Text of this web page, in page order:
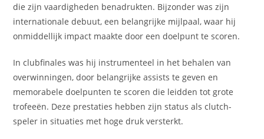
die zijn vaardigheden benadrukten. Bijzonder was zijn
internationale debuut, een belangrijke mijlpaal, waar hij
onmiddellijk impact maakte door een doelpunt te scoren.
In clubfinales was hij instrumenteel in het behalen van
overwinningen, door belangrijke assists te geven en
memorabele doelpunten te scoren die leidden tot grote
trofeeën. Deze prestaties hebben zijn status als clutch-
speler in situaties met hoge druk versterkt.